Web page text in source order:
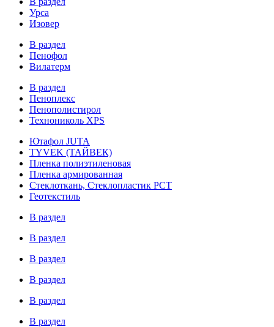
Урса
Изовер
В раздел
Пенофол
Вилатерм
В раздел
Пеноплекс
Пенополистирол
Технониколь XPS
Ютафол JUTA
TYVEK (ТАЙВЕК)
Пленка полиэтиленовая
Пленка армированная
Стеклоткань, Стеклопластик РСТ
Геотекстиль
В раздел
В раздел
В раздел
В раздел
В раздел
В раздел